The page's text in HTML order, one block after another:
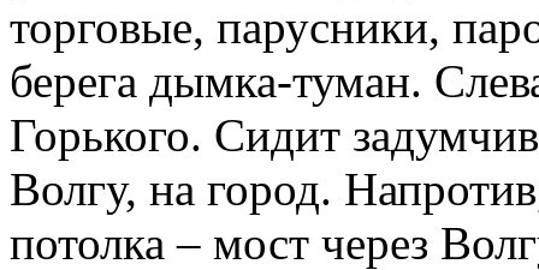
торговые, парусники,
берега дымка-туман.
Горького. Сидит
Волгу, на город.
потолка – мост через